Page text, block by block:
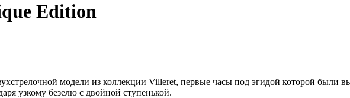
Edition
модели из коллекции Villeret, первые часы под эгидой которой были
узкому безелю с двойной ступенькой.